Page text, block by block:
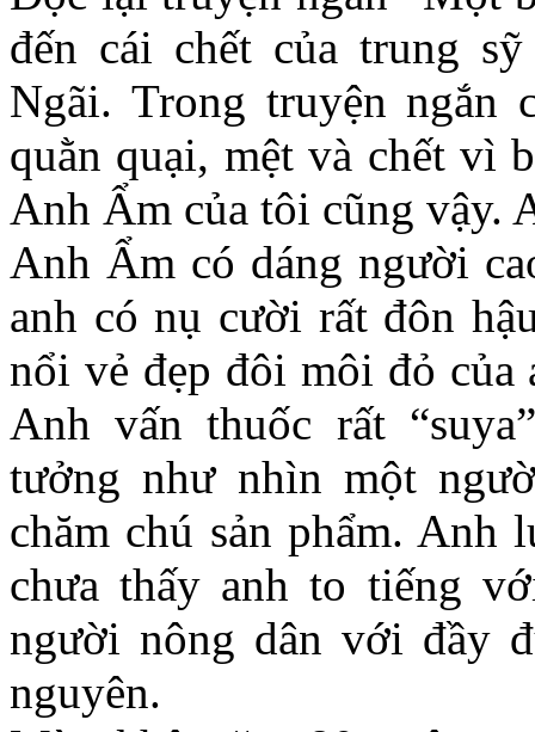
đến cái chết của trung
Ngãi. Trong truyện ngắn
quằn quại, mệt và chết vì
Anh Ẩm của tôi cũng vậy.
Anh Ẩm có dáng người
anh có nụ cười rất đôn
nổi vẻ đẹp đôi môi đỏ của
Anh vấn thuốc rất
tưởng như nhìn một
chăm chú sản phẩm. Anh
chưa thấy anh to tiếng
người nông dân với đầy
nguyên.